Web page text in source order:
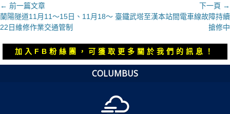
文
章
導
覽
← 前一篇文章
上
一
章：
蘭陽隧道11月11～15日、11月18～
22日維修作業交通管制
下一頁 →
下
文
章：
臺鐵武塔至漢本站間電車線故障持續
搶修中
加入FB粉絲團，可獲取更多關於我們的訊息！
COLUMBUS